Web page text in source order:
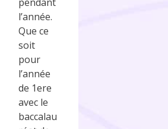
pendant
l’année.
Que ce
soit
pour
l’année
de 1ere
avec le
baccalau